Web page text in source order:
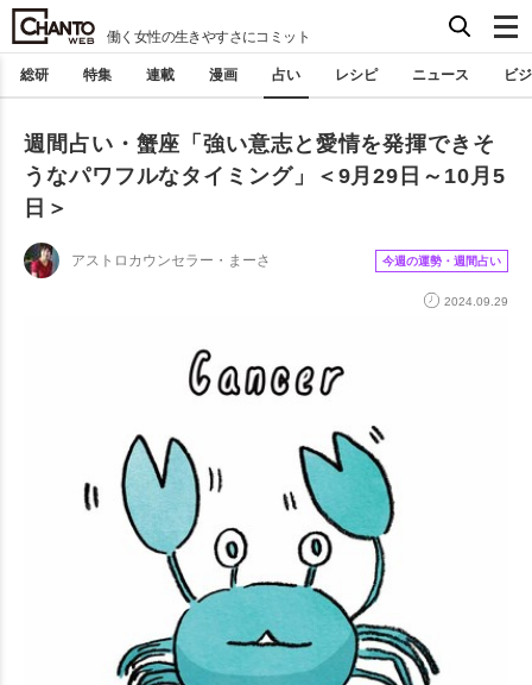
働く女性の生きやすさにコミット
総研 特集 連載 漫画 占い レシピ ニュース ビ
週間占い・蟹座「強い意志と愛情を発揮できそ
うなパワフルなタイミング」＜9月29日～10月5
日＞
アストロカウンセラー・まーさ 今週の運勢・週間占い
2024.09.29